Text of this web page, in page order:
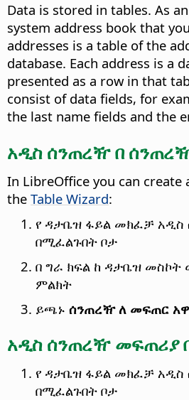
Data is stored in tables. As
system address book that
addresses is a table of the
database. Each address is a
presented as a row in that
consist of data fields, for
the last name fields and the
አዲስ ሰንጠረዥ በ
In LibreOffice you can create
the Table Wizard:
የ ዳታቤዝ ፋይል መክፈቻ
በሚፈልጉበት ቦታ
በ ግራ ክፍል ከ ዳታቤዝ
ምልክት
ይጫኑ ሰንጠረዥ ለ መፍጠር
አዲስ ሰንጠረዥ መፍጠሪያ
የ ዳታቤዝ ፋይል መክፈቻ
በሚፈልጉበት ቦታ